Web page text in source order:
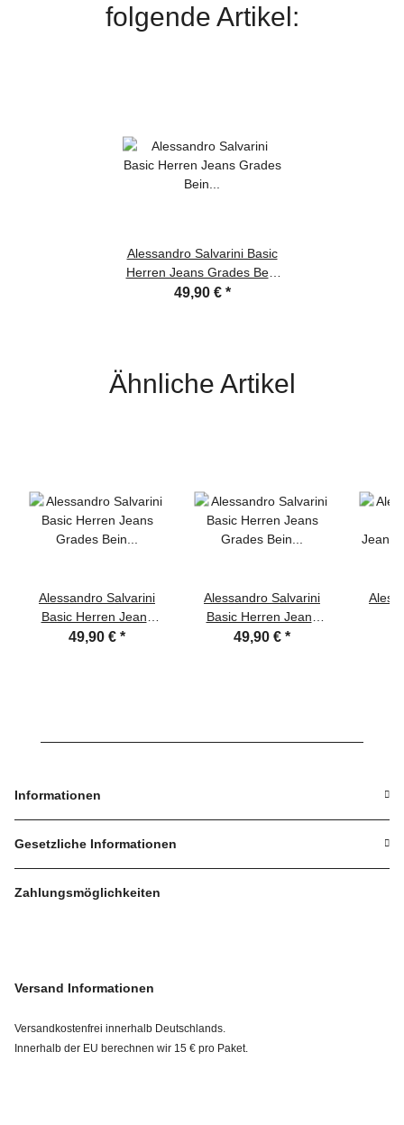
folgende Artikel:
Alessandro Salvarini Basic
Herren Jeans Grades Bein
Hellblau Comfort Fit W33
49,90 € *
Ähnliche Artikel
Alessandro Salvarini
Basic Herren Jeans
Grades Bein Mittelblau
49,90 € *
Alessandro Salvarini
Basic Herren Jeans
Grades Bein
49,90 € *
Informationen
Gesetzliche Informationen
Zahlungsmöglichkeiten
Versand Informationen
Versandkostenfrei innerhalb Deutschlands.
Innerhalb der EU berechnen wir 15 € pro Paket.